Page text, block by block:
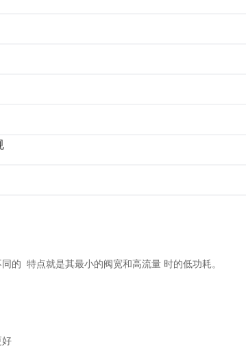
的 特点就是其最小的阀宽和高流量 时的低功耗。